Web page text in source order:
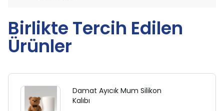
Birlikte Tercih Edilen
Ürünler
Damat Ayıcık Mum Silikon
Kalıbı